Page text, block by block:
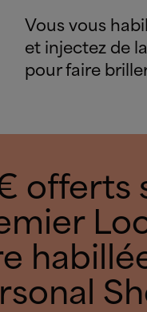
Vous vous
et injectez de
pour faire
offerts